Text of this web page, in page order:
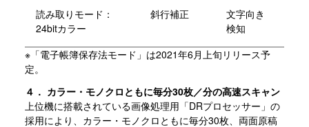
読み取りモード：
24bitカラー
斜行補正
文字向き
検知
※「電子帳簿保存法モード」は2021年6月上旬リリース予
定。
４． カラー・モノクロともに毎分30枚／分の高速スキャン
上位機に搭載されている画像処理用「DRプロセッサー」の
採用により、カラー・モノクロともに毎分30枚、両面原稿